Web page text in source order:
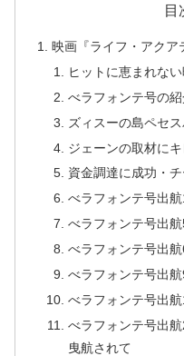
目
映画『ライフ・アクア
ヒットに恵まれな
べラフォンテ号の紹
ズィスーの島ペセ
ジェーンの取材に
資金調達に成功・
べラフォンテ号出航
べラフォンテ号出航
べラフォンテ号出航
べラフォンテ号出航
べラフォンテ号出
べラフォンテ号出
曳航されて